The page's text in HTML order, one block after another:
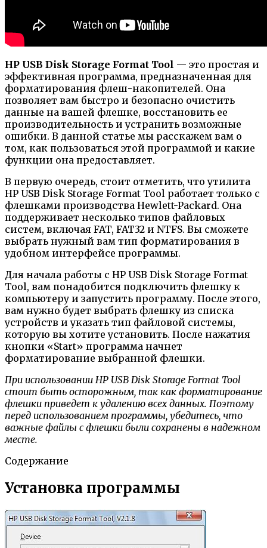
HP USB Disk Storage Format Tool — это простая и
эффективная программа, предназначенная для
форматирования флеш-накопителей. Она
позволяет вам быстро и безопасно очистить
данные на вашей флешке, восстановить ее
производительность и устранить возможные
ошибки. В данной статье мы расскажем вам о
том, как пользоваться этой программой и какие
функции она предоставляет.
В первую очередь, стоит отметить, что утилита
HP USB Disk Storage Format Tool работает только с
флешками производства Hewlett-Packard. Она
поддерживает несколько типов файловых
систем, включая FAT, FAT32 и NTFS. Вы сможете
выбрать нужный вам тип форматирования в
удобном интерфейсе программы.
Для начала работы с HP USB Disk Storage Format
Tool, вам понадобится подключить флешку к
компьютеру и запустить программу. После этого,
вам нужно будет выбрать флешку из списка
устройств и указать тип файловой системы,
которую вы хотите установить. После нажатия
кнопки «Start» программа начнет
форматирование выбранной флешки.
При использовании HP USB Disk Storage Format Tool
стоит быть осторожным, так как форматирование
флешки приведет к удалению всех данных. Поэтому
перед использованием программы, убедитесь, что
важные файлы с флешки были сохранены в надежном
месте.
Содержание
Установка программы